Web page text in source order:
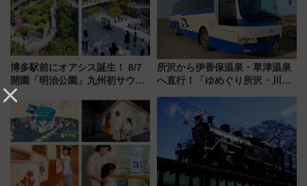
博多駅前にオアシス誕生！ 8/7
開園「明治公園」九州初サウナ
TOTOPAや日本一のピザなど絶
品グルメ登場で駅前の過ごし方
はどう変わる？
所沢から伊香保温泉・草津温泉
へ直行！「ゆめぐり所沢・川越
軽に 運行ダイヤ・運賃を解説